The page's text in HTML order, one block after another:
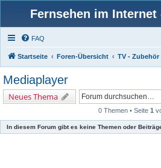
Fernsehen im
FAQ
Startseite Foren-Übersicht TV - Zubehör
Mediaplayer
Neues Thema
0 Themen • Seite 1
In diesem Forum gibt es keine Themen oder